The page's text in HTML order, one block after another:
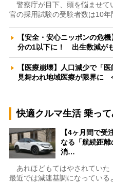
警察庁が目下、頭を悩ませて
官の採用試験の受験者数は10年
【安全・安心ニッポンの危
分の1以下に！ 出生数減が
【医療崩壊】人口減少で「
見舞われ地域医療が限界に
快適クルマ生活 乗っ
【4ヶ月間で受
なる「航続距
消…
あれほどもてはやされていた
最近では減速基調になっている